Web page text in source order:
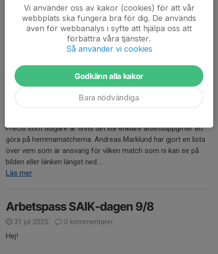
Precis som tidigare år finns det lite enklare arbetsuppgifter att
göra på hemmamatcherna. Andreas Marklund har gjort en lista
över vem som är ansvarig för vilken match som ni kan se på
bilden eller länken längst ned....
Läs mer
Arbetspass SAIK-dagen 9/8
31 jul 2025
0 kommentarer
Hej!
Vi använder oss av kakor (cookies) för att vår
webbplats ska fungera bra för dig. De används
även för webbanalys i syfte att hjälpa oss att
förbättra våra tjänster.
Så använder vi cookies
Godkänn alla kakor
Bara nödvändiga